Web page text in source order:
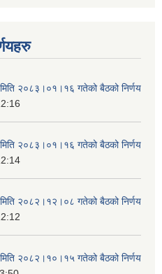
मिति २०८३।०१।१६ गतेको बैठको निर्णय
मिति २०८३।०१।१६ गतेको बैठको निर्णय
मिति २०८२।१२।०८ गतेको बैठको निर्णय
मिति २०८२।१०।१५ गतेको बैठको निर्णय